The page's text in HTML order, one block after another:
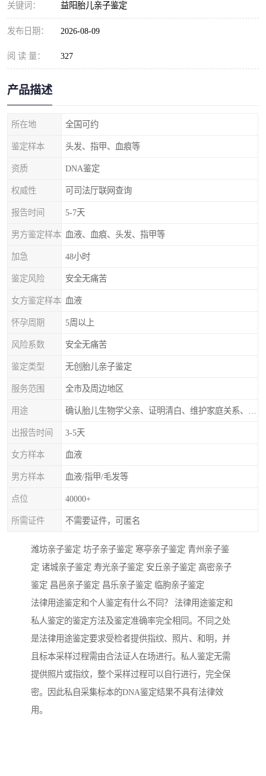
关键词： 益阳胎儿亲子鉴定
发布日期： 2026-08-09
阅 读 量： 327
产品描述
所在地 全国可约
鉴定样本 头发、指甲、血痕等
资质 DNA鉴定
权威性 可司法厅联网查询
报告时间 5-7天
男方鉴定样本 血液、血痕、头发、指甲等
加急 48小时
鉴定风险 安全无痛苦
女方鉴定样本 血液
怀孕周期 5周以上
风险系数 安全无痛苦
鉴定类型 无创胎儿亲子鉴定
服务范围 全市及周边地区
用途
出报告时间 3-5天
女方样本 血液
男方样本 血液/指甲/毛发等
点位 40000+
所需证件 不需要证件，可匿名
潍坊亲子鉴定 坊子亲子鉴定 寒亭亲子鉴定 青州亲子鉴
定 诸城亲子鉴定 寿光亲子鉴定 安丘亲子鉴定 高密亲子
鉴定 昌邑亲子鉴定 昌乐亲子鉴定 临朐亲子鉴定
法律用途鉴定和个人鉴定有什么不同？ 法律用途鉴定和
私人鉴定的鉴定方法及鉴定准确率完全相同。不同之处
是法律用途鉴定要求受检者提供指纹、照片、和明，并
且标本采样过程需由合法证人在场进行。私人鉴定无需
提供照片或指纹，整个采样过程可以自行进行，完全保
密。因此私自采集标本的DNA鉴定结果不具有法律效
用。